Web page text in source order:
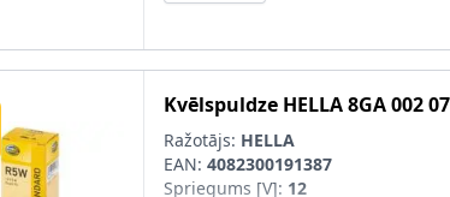
Kvēlspuldze HELLA8GA 002
Ražotājs: HELLA
EAN: 4082300191387
Spriegums [V]: 12